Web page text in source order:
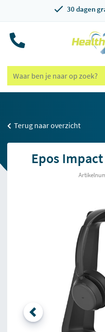
30 dagen
Terug naar overzicht
Epos